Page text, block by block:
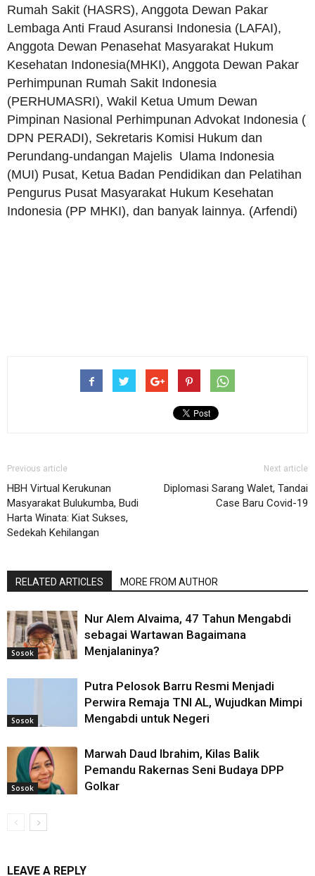
Rumah Sakit (HASRS), Anggota Dewan Pakar
Lembaga Anti Fraud Asuransi Indonesia (LAFAI),
Anggota Dewan Penasehat Masyarakat Hukum
Kesehatan Indonesia(MHKI), Anggota Dewan Pakar
Perhimpunan Rumah Sakit Indonesia
(PERHUMASRI), Wakil Ketua Umum Dewan
Pimpinan Nasional Perhimpunan Advokat Indonesia (
DPN PERADI), Sekretaris Komisi Hukum dan
Perundang-undangan Majelis Ulama Indonesia
(MUI) Pusat, Ketua Badan Pendidikan dan Pelatihan
Pengurus Pusat Masyarakat Hukum Kesehatan
Indonesia (PP MHKI), dan banyak lainnya. (Arfendi)
Previous article
HBH Virtual Kerukunan
Masyarakat Bulukumba, Budi
Harta Winata: Kiat Sukses,
Sedekah Kehilangan
Next article
Diplomasi Sarang Walet, Tandai
Case Baru Covid-19
RELATED ARTICLES MORE FROM AUTHOR
Sosok
Nur Alem Alvaima, 47 Tahun Mengabdi
sebagai Wartawan Bagaimana
Menjalaninya?
Sosok
Putra Pelosok Barru Resmi Menjadi
Perwira Remaja TNI AL, Wujudkan Mimpi
Mengabdi untuk Negeri
Sosok
Marwah Daud Ibrahim, Kilas Balik
Pemandu Rakernas Seni Budaya DPP
Golkar
LEAVE A REPLY